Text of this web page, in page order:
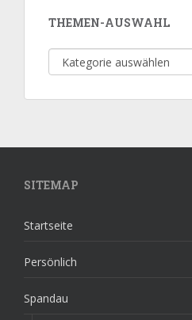
THEMEN-AUSWAHL
Themen-
Auswahl
SITEMAP
Startseite
Persönlich
Spandau